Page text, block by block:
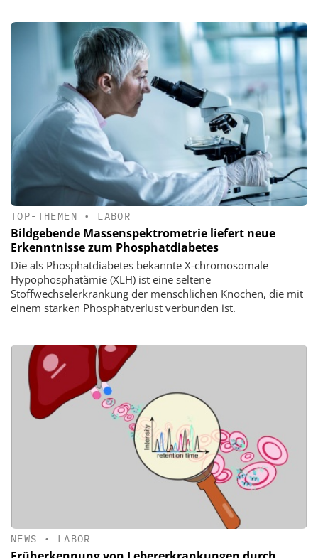
TOP-THEMEN • LABOR
Bildgebende Massenspektrometrie liefert neue
Erkenntnisse zum Phosphatdiabetes
Die als Phosphatdiabetes bekannte X-chromosomale
Hypophosphatämie (XLH) ist eine seltene
Stoffwechselerkrankung der menschlichen Knochen, die mit
einem starken Phosphatverlust verbunden ist.
NEWS • LABOR